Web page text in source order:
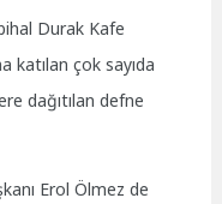
Durak Kafe
katılan çok sayıda
dağıtılan defne
Erol Ölmez de